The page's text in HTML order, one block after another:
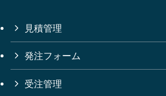
見積管理
発注フォーム
受注管理